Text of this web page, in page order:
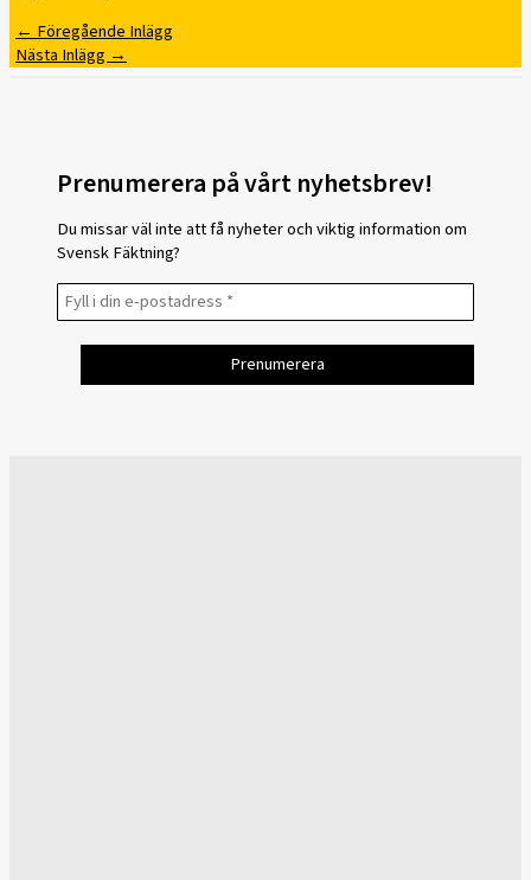
← Föregående Inlägg
Nästa Inlägg →
Prenumerera på vårt nyhetsbrev!
Du missar väl inte att få nyheter och viktig information om
Svensk Fäktning?